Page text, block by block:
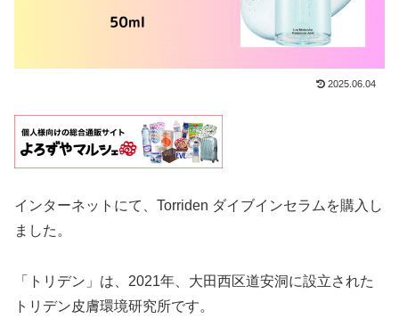
2025.06.04
インターネットにて、Torriden ダイブインセラムを購入し
ました。
「トリデン」は、2021年、大田西区道安洞に設立された
トリデン皮膚環境研究所です。